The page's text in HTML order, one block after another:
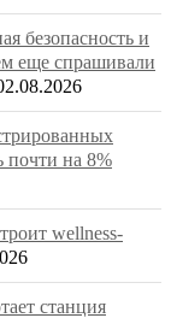
безопасность и
еще спрашивали
почти на 8%
wellness-
станция